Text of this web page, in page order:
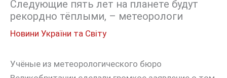
Следующие пять лет на планете будут
рекордно тёплыми, – метеорологи
Новини України та Світу
Учёные из метеорологического бюро